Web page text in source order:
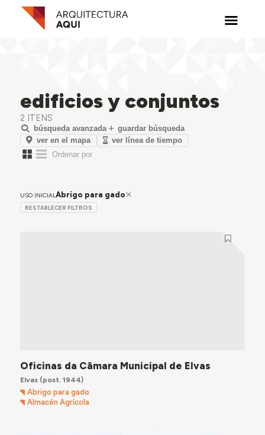
edificios y conjuntos
2 ITENS
búsqueda avanzada
guardar búsqueda
ver en el mapa
ver línea de tiempo
USO INICIALAbrigo para gado
RESTABLECER FILTROS
Oficinas da Câmara Municipal de Elvas
Elvas(post. 1944)
Abrigo para gado
Almacén Agrícola